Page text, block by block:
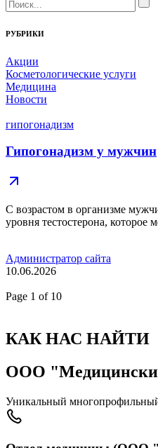
РУБРИКИ
Акции
Косметологические услуги
Медицина
Новости
гипогонадизм
Гипогонадизм у мужчин
С возрастом в организме
уровня тестостерона, которое
Администратор сайта
10.06.2026
Page 1 of 10
КАК НАС НАЙТИ
ООО
Уникальный